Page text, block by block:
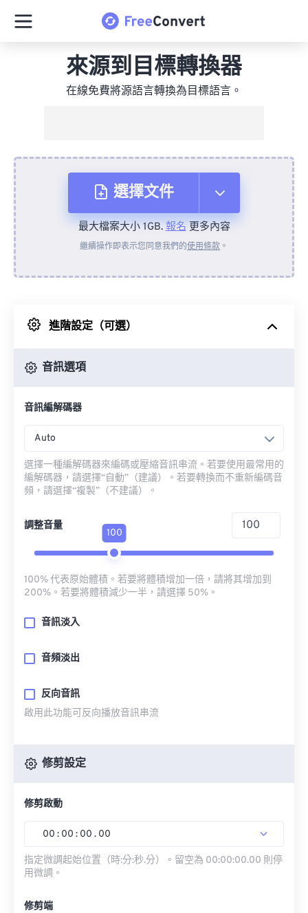
來源到目標轉換器
在線免費將源語言轉換為目標語言。
選擇文件
來自裝置
來自 Google 雲端硬碟
最大檔案大小 1GB.報名更多內容
繼續操作即表示您同意我們的使用條款 。
進階設定（可選）
音訊選項
音訊編解碼器
Auto
選擇一種編解碼器來編碼或壓縮音訊串流。若要使用最常用的
編解碼器，請選擇“自動”（建議）。若要轉換而不重新編碼音
頻，請選擇“複製”（不建議）。
調整音量
100
100% 代表原始體積。若要將體積增加一倍，請將其增加到
200%。若要將體積減少一半，請選擇 50%。
音訊淡入
音頻淡出
反向音訊
啟用此功能可反向播放音訊串流
修剪設定
修剪啟動
00 : 00 : 00 . 00
指定微調起始位置（時:分:秒.分）。留空為 00:00:00.00 則停
用微調。
修剪端